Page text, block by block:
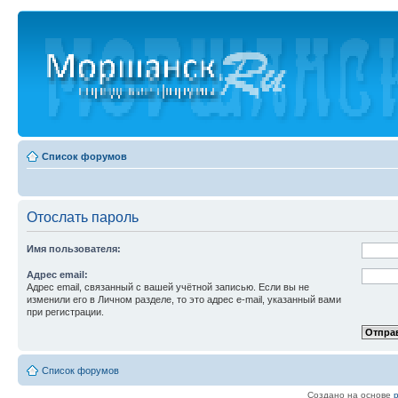
Список форумов
Отослать пароль
Имя пользователя:
Адрес email:
Адрес email, связанный с вашей учётной записью. Если вы не
изменили его в Личном разделе, то это адрес e-mail, указанный вами
при регистрации.
Список форумов
Создано на основе